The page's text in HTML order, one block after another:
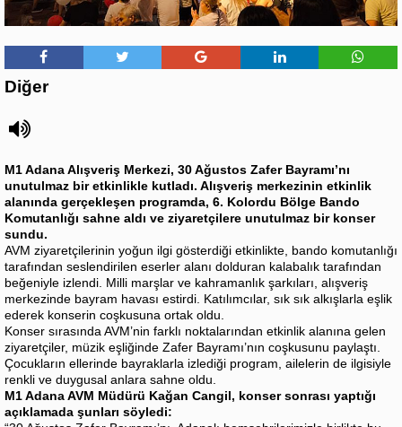
Diğer
M1 Adana Alışveriş Merkezi, 30 Ağustos Zafer Bayramı’nı
unutulmaz bir etkinlikle kutladı. Alışveriş merkezinin etkinlik
alanında gerçekleşen programda, 6. Kolordu Bölge Bando
Komutanlığı sahne aldı ve ziyaretçilere unutulmaz bir konser
sundu.
AVM ziyaretçilerinin yoğun ilgi gösterdiği etkinlikte, bando komutanlığı
tarafından seslendirilen eserler alanı dolduran kalabalık tarafından
beğeniyle izlendi. Milli marşlar ve kahramanlık şarkıları, alışveriş
merkezinde bayram havası estirdi. Katılımcılar, sık sık alkışlarla eşlik
ederek konserin coşkusuna ortak oldu.
Konser sırasında AVM’nin farklı noktalarından etkinlik alanına gelen
ziyaretçiler, müzik eşliğinde Zafer Bayramı’nın coşkusunu paylaştı.
Çocukların ellerinde bayraklarla izlediği program, ailelerin de ilgisiyle
renkli ve duygusal anlara sahne oldu.
M1 Adana AVM Müdürü Kağan Cangil, konser sonrası yaptığı
açıklamada şunları söyledi: